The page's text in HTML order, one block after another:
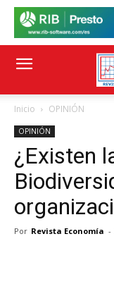
Inicio OPINIÓN
OPINIÓN
¿Existen
Por Revista Economía -